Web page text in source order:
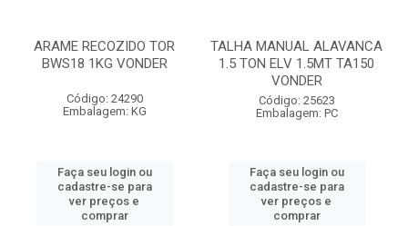
ARAME RECOZIDO TOR
BWS18 1KG VONDER
Código: 24290
Embalagem: KG
Faça seu login ou
cadastre-se para
ver preços e
comprar
TALHA MANUAL ALAVANCA
1.5 TON ELV 1.5MT TA150
VONDER
Código: 25623
Embalagem: PC
Faça seu login ou
cadastre-se para
ver preços e
comprar